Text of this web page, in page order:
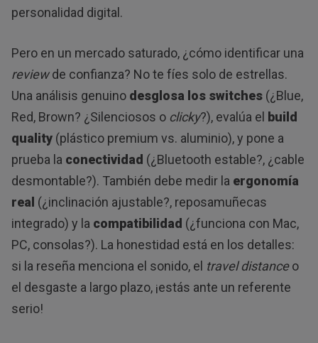
personalidad digital.
Pero en un mercado saturado, ¿cómo identificar una
reviewde confianza? No te fíes solo de estrellas.
Una análisis genuino desglosa los switches (¿Blue,
Red, Brown? ¿Silenciosos o clicky?), evalúa el build
quality (plástico premium vs. aluminio), y pone a
prueba la conectividad (¿Bluetooth estable?, ¿cable
desmontable?). También debe medir la ergonomía
real (¿inclinación ajustable?, reposamuñecas
integrado) y la compatibilidad (¿funciona con Mac,
PC, consolas?). La honestidad está en los detalles:
si la reseña menciona el sonido, el travel distanceo
el desgaste a largo plazo, ¡estás ante un referente
serio!